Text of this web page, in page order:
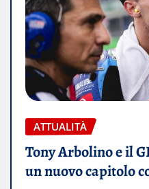
ATTUALITÀ
Tony Arbolino e il
un nuovo capitolo